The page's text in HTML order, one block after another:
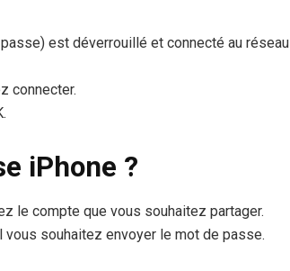
est déverrouillé et connecté au réseau
connecter.
iPhone ?
le compte que vous souhaitez partager.
souhaitez envoyer le mot de passe.